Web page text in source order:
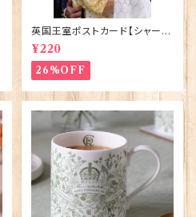
英国王室ポストカード【シャーロ
ット王女2】Pageantry Postca
rd 90183-JEF202
¥220
26%OFF